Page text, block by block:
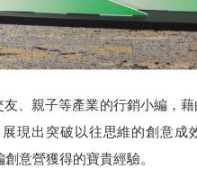
、親子等產業的行銷小編，
現出突破以往思維的創意成
意營獲得的寶貴經驗。